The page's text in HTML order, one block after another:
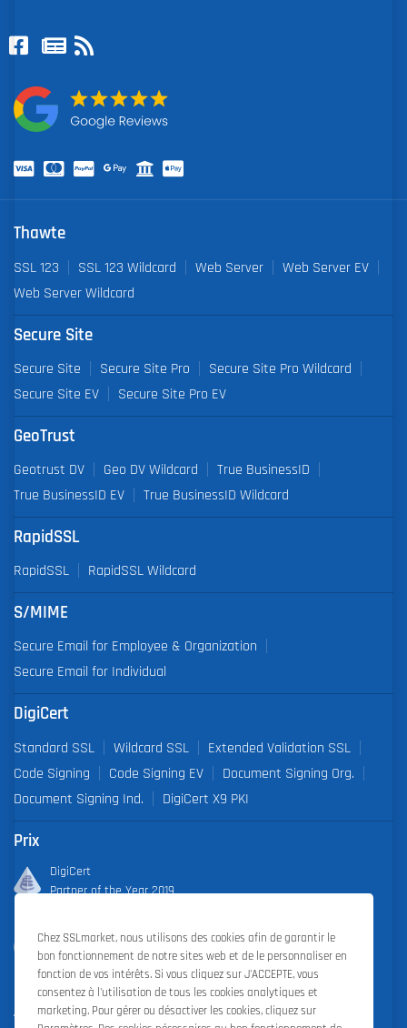
Thawte
SSL 123 SSL 123 Wildcard Web Server
Web Server EV
Web Server Wildcard
Secure Site
Secure Site Secure Site Pro
Secure Site Pro Wildcard
Secure Site EV
Secure Site Pro EV
GeoTrust
Geotrust DV Geo DV Wildcard
True BusinessID
True BusinessID EV
True BusinessID Wildcard
RapidSSL
RapidSSL RapidSSL Wildcard
S/MIME
Secure Email for Employee & Organization
Secure Email for Individual
DigiCert
Standard SSL Wildcard SSL
Extended Validation SSL
Code Signing
Code Signing EV
Document Signing Org.
Document Signing Ind.
DigiCert X9 PKI
Prix
DigiCert
Partner of the Year 2019
Outstanding Sales Performance Award 2018, 2019, 2020, 2021,
2022
Chez SSLmarket, nous utilisons des cookies afin de garantir le
bon fonctionnement de notre sites web et de le personnaliser en
fonction de vos intérêts. Si vous cliquez sur J'ACCEPTE, vous
consentez à l'utilisation de tous les cookies analytiques et
marketing. Pour gérer ou désactiver les cookies, cliquez sur